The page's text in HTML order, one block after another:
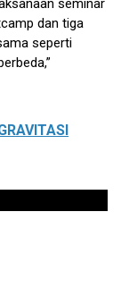
seminar
dan tiga
seperti